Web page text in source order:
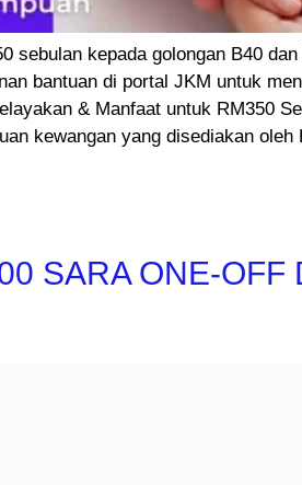
sebulan kepada golongan B40
bantuan di portal JKM untuk
& Manfaat untuk RM350
kewangan yang disediakan oleh
SARA ONE-OFF